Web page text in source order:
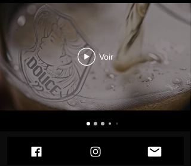
Voir
© 2022 par C'est Capté.